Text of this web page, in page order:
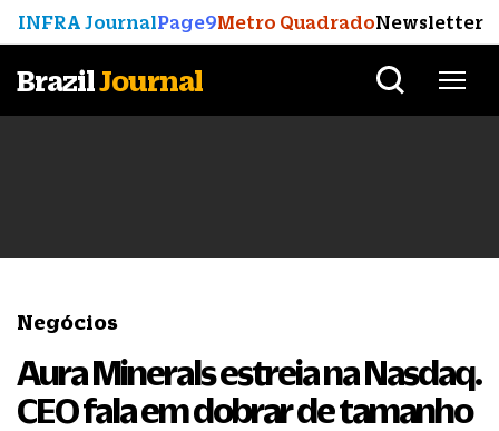
INFRA JournalPage9Metro QuadradoNewsletter
BrazilJournal
Negócios
Aura Minerals estreia na Nasdaq.
CEO fala em dobrar de tamanho